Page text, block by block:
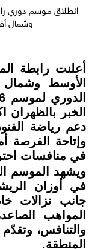
انطلاق موسم دوري
وشمال أفريقيا 2026 في 8
أعلنت رابطة
الأوسط وشمال
الخبر
دعم رياضة
وإتاحة الفرصة
في منافسات
ويشهد الموسم
في أوزان
جانب نزالات
المواهب
والتنافس،
المنطقة.